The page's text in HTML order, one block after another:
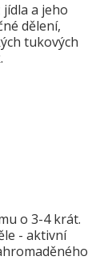
a jeho
dělení,
tukových
o 3-4 krát.
- aktivní